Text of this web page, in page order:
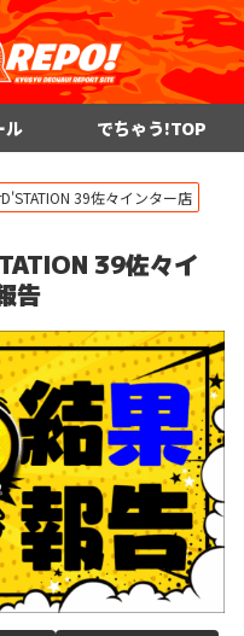
ル でちゃう!TOP
39佐々インター店
39佐々イ
告